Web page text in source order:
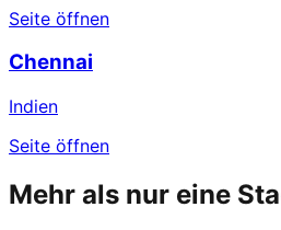
Seite öffnen
Chennai
Indien
Seite öffnen
Mehr als nur eine